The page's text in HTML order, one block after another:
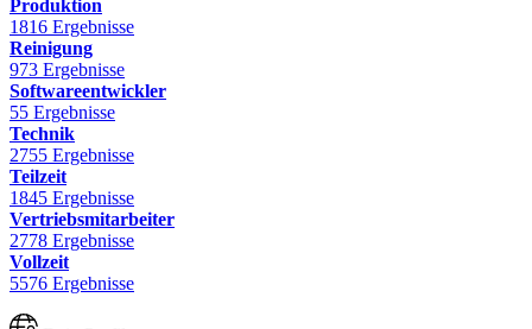
Produktion
1816 Ergebnisse
Reinigung
973 Ergebnisse
Softwareentwickler
55 Ergebnisse
Technik
2755 Ergebnisse
Teilzeit
1845 Ergebnisse
Vertriebsmitarbeiter
2778 Ergebnisse
Vollzeit
5576 Ergebnisse